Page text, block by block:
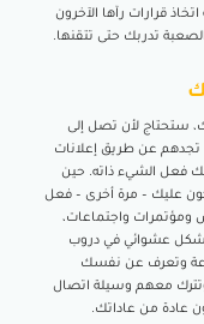
قرارات رآها الآخرون
تدربك حتى تتقنها.
ستحتاج لأن تصل إلى
تجدهم عن طريق إعلانات
فعل الشيء ذاته. حين
عليك – مرة أخرى – فعل
واجتماعات،
عشوائي في دروب
وتعرف عن نفسك
معهم وسيلة اتصال
عادة من عاداتك.